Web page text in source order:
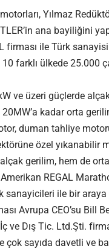
Yılmaz
ana bayiliğini
firması ile Türk
10 farklı ülkede
ve üzeri güçlerde
kadar orta
duman tahliye
özel yıkanabilir
gerilim, hem de
REGAL
sanayicileri ile bir araya
Avrupa CEO’su Bill
ve Dış Tic. Ltd.Şti.
çok sayıda davetli ve